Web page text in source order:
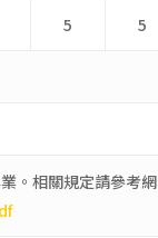
5 5
。相關規定請參考網